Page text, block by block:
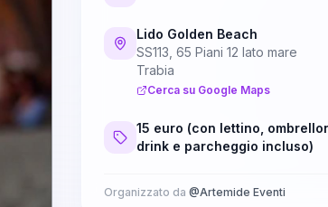
Lido Golden Beach
SS113, 65 Piani 12 lato mare
Trabia
Cerca su Google Maps
15 euro (con lettino,
drink e parcheggio incluso)
Organizzato da @Artemide Eventi